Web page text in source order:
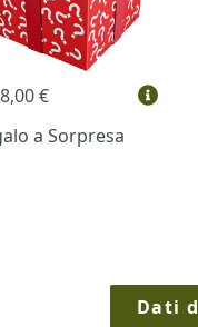
€
a Sorpresa
Dati